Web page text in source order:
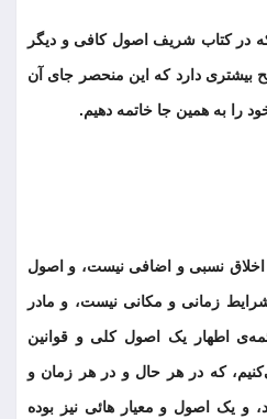
در کتاب شریف اصول کافی و دیگر
بیشتری دارد که این منحصر جای آن
را به همین جا خاتمه دهیم.
اخلاق نسبی و اضافی نیست، و اصول
زمانی و مکانی نیست، و مادر
اطهار یک اصول کلی و قوانین
که در هر حال و در هر زمان و
و یک اصول و معیار هائی نیز بوده